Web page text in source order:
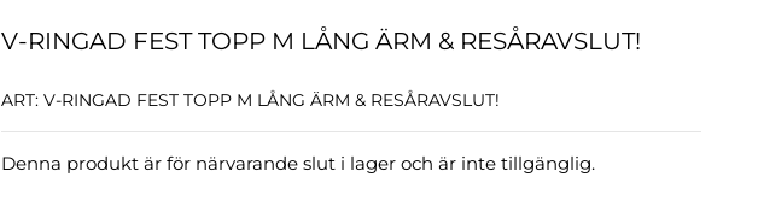
V-RINGAD FEST TOPP M LÅNG ÄRM & RESÅRAVSLUT!
ART: V-RINGAD FEST TOPP M LÅNG ÄRM & RESÅRAVSLUT!
Denna produkt är för närvarande slut i lager och är inte tillgänglig.